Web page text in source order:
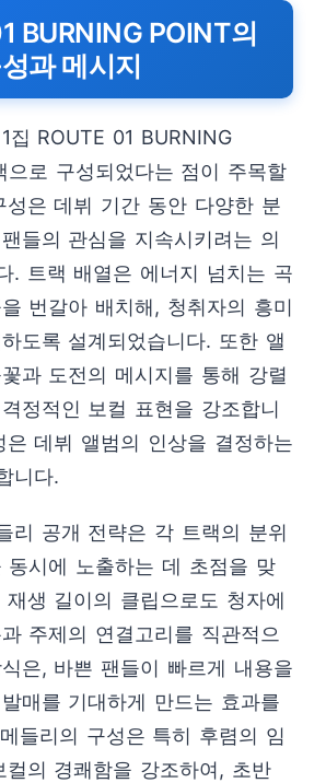
BURNING POINT의
과 메시지
집 ROUTE 01 BURNING
으로 구성되었다는 점이 주목할
성은 데뷔 기간 동안 다양한 분
들의 관심을 지속시키려는 의
. 트랙 배열은 에너지 넘치는 곡
번갈아 배치해, 청취자의 흥미
도록 설계되었습니다. 또한 앨
과 도전의 메시지를 통해 강렬
정적인 보컬 표현을 강조합니
은 데뷔 앨범의 인상을 결정하는
니다.
리 공개 전략은 각 트랙의 분위
동시에 노출하는 데 초점을 맞
생 길이의 클립으로도 청자에
주제의 연결고리를 직관적으
은, 바쁜 팬들이 빠르게 내용을
매를 기대하게 만드는 효과를
들리의 구성은 특히 후렴의 임
컬의 경쾌함을 강조하여, 초반